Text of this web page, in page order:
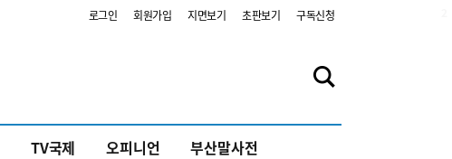
로그인 회원가입 지면보기 초판보기 구독신청
TV국제 오피니언 부산말사전